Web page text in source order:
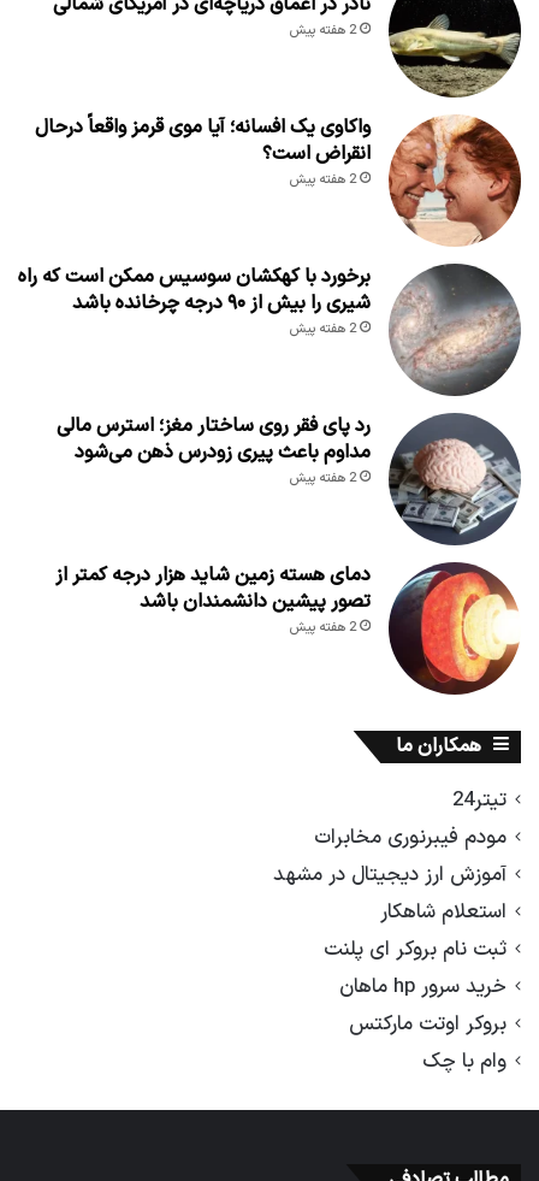
2 هفته پیش
واکاوی یک افسانه؛ آیا موی قرمز واقعاً درحال
انقراض است؟
2 هفته پیش
برخورد با کهکشان سوسیس ممکن است که راه
شیری را بیش از ۹۰ درجه چرخانده باشد
2 هفته پیش
رد پای فقر روی ساختار مغز؛ استرس مالی
مداوم باعث پیری زودرس ذهن می‌شود
2 هفته پیش
دمای هسته زمین شاید هزار درجه کمتر از
تصور پیشین دانشمندان باشد
2 هفته پیش
همکاران ما
تیتر24
مودم فیبرنوری مخابرات
آموزش ارز دیجیتال در مشهد
استعلام شاهکار
ثبت نام بروکر ای پلنت
خرید سرور hp ماهان
بروکر اوتت مارکتس
وام با چک